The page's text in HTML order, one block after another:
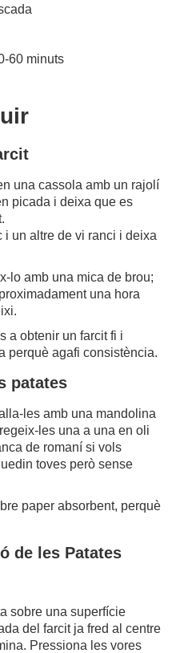
60 minuts
una cassola amb un rajolí
picada i deixa que es
un altre de vi ranci i deixa
lo amb una mica de brou;
una hora
a obtenir un farcit fi i
perquè agafi consistència.
patates
les amb una mandolina
les una a una en oli
de romaní si vols
toves però sense
paper absorbent, perquè
de les Patates
sobre una superfície
del farcit ja fred al centre
Pressiona les vores